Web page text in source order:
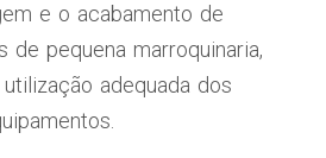
e o acabamento de
de pequena marroquinaria,
adequada dos